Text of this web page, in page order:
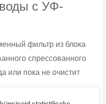
с УФ-
фильтр из блока
спрессованного
или пока не очистит